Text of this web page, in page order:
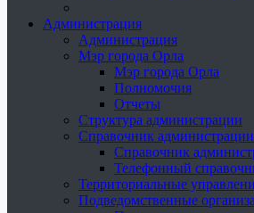
Администрация
Администрация
Мэр города Орла
Мэр города Орла
Полномочия
Отчеты
Структура администрации
Справочник администрации
Справочник
Телефонный
Территориальные
Подведомственные